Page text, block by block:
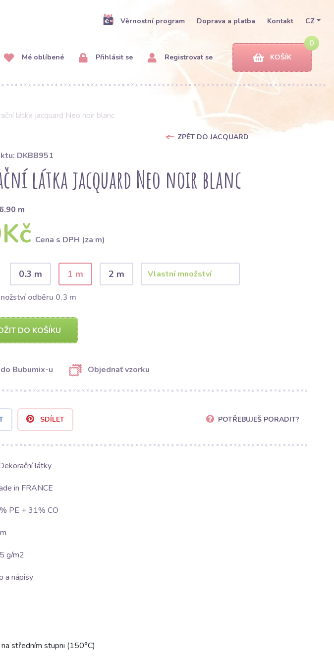
Věrnostní program Doprava a platba Kontakt CZ
Mé oblíbené Přihlásit se Registrovat se
0
KOŠÍK
látka jacquard Neo noir blanc
ZPĚT DO JACQUARD
DKBB951
látka jacquard Neo noir blanc
m
Cena s DPH (za m)
0.3 m 1 m 2 m
odběru 0.3 m
DO KOŠÍKU
Bubumix-u Objednať vzorku
SDÍLET POTŘEBUJEŠ PORADIT?
látky
in FRANCE
PE + 31% CO
g/m2
a nápisy
středním stupni (150°C)